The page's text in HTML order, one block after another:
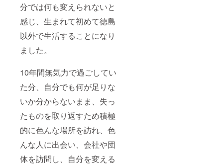
分では何も変えられないと
感じ、生まれて初めて徳島
以外で生活することになり
ました。
10年間無気力で過ごしてい
た分、自分でも何が足りな
いか分からないまま、失っ
たものを取り返すため積極
的に色んな場所を訪れ、色
んな人に出会い、会社や団
体を訪問し、自分を変える